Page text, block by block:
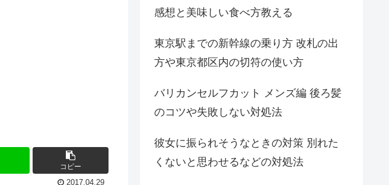
コピー
2017.04.29
感想と美味しい食べ方教える
東京駅までの新幹線の乗り方 改札の出
方や東京都区内の切符の使い方
バリカンセルフカット メンズ編 後ろ髪
のコツや失敗しない対処法
彼女に振られそうなときの対策 別れた
くないと思わせるなどの対処法